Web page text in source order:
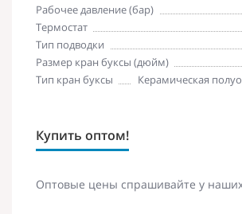
Рабочее давление (бар)
Термостат
Тип подводки
Размер кран буксы (дюйм)
Тип кран буксы
Керамическая
Купить оптом!
Оптовые цены спрашивайте у